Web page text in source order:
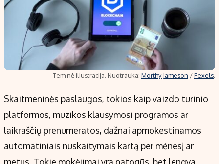
Teminė iliustracija. Nuotrauka: Morthy Jameson /Pexels.
Skaitmeninės paslaugos, tokios kaip vaizdo turinio
platformos, muzikos klausymosi programos ar
laikraščių prenumeratos, dažnai apmokestinamos
automatiniais nuskaitymais kartą per mėnesį ar
metus. Tokie mokėjimai yra patogūs, bet lengvai